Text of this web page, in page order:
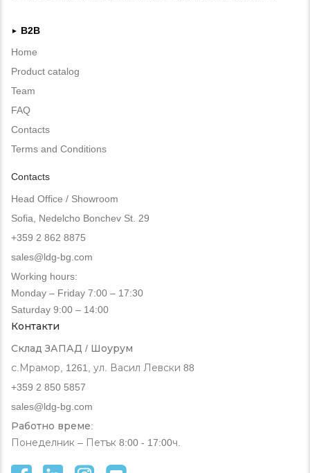
►
B2B
Home
Product catalog
Team
FAQ
Contacts
Terms and Conditions
Contacts
Head Office / Showroom
Sofia, Nedelcho Bonchev St. 29
+359 2 862 8875
sales@ldg-bg.com
Working hours:
Monday – Friday 7:00 – 17:30
Saturday 9:00 – 14:00
Контакти
Склад ЗАПАД / Шоурум
с.Мрамор, 1261, ул. Васил Левски 88
+359 2 850 5857
sales@ldg-bg.com
Работно време:
Понеделник – Петък 8:00 - 17:00ч.